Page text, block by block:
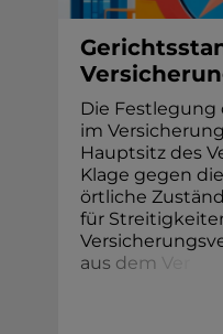
Die Festlegung
im
Hauptsitz des
Klage gegen
örtliche
für
aus dem Ve